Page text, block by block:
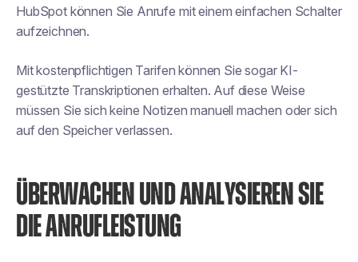
HubSpot können Sie Anrufe mit einem einfachen Schalter
aufzeichnen.
Mit kostenpflichtigen Tarifen können Sie sogar KI-
gestützte Transkriptionen erhalten. Auf diese Weise
müssen Sie sich keine Notizen manuell machen oder sich
auf den Speicher verlassen.
ÜBERWACHEN UND ANALYSIEREN SIE
DIE ANRUFLEISTUNG